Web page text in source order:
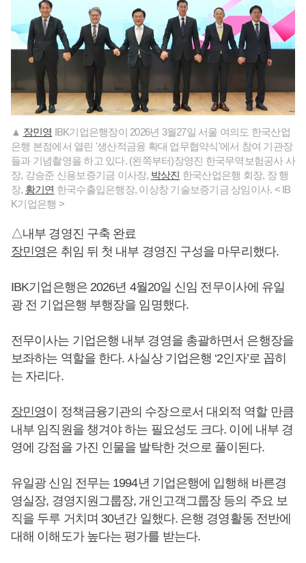
▲ 장민영 IBK기업은행장이 2026년 3월27일 서울 여의도 한국산업
은행 본점에서 열린 '생산적금융 확대 업무협약식'에서 참여 기관장
들과 기념촬영을 하고 있다. (왼쪽부터)장영진 한국무역보험공사 사
장, 강승준 신용보증기금 이사장, 박상진 한국산업은행 회장, 장 행
장, 황기연 한국수출입은행장, 이상창 기술보증기금 상임이사. < IB
K기업은행 >
△내부 경영진 구축 완료
장민영은 취임 뒤 첫 내부 경영진 구성을 마무리했다.
IBK기업은행은 2026년 4월20일 신임 전무이사에 유일
광 전 기업은행 부행장을 임명했다.
전무이사는 기업은행 내부 경영을 총괄하면서 은행장을
보좌하는 역할을 한다. 사실상 기업은행 ‘2인자’로 꼽히
는 자리다.
장민영이 정책금융기관의 수장으로서 대외적 역할 만큼
내부 임직원을 챙겨야 하는 필요성도 크다. 이에 내부 경
영에 강점을 가진 인물을 발탁한 것으로 풀이된다.
유일광 신임 전무는 1994년 기업은행에 입행해 바른경
영실장, 경영지원그룹장, 개인고객그룹장 등의 주요 보
직을 두루 거치며 30년간 일했다. 은행 경영활동 전반에
대해 이해도가 높다는 평가를 받는다.